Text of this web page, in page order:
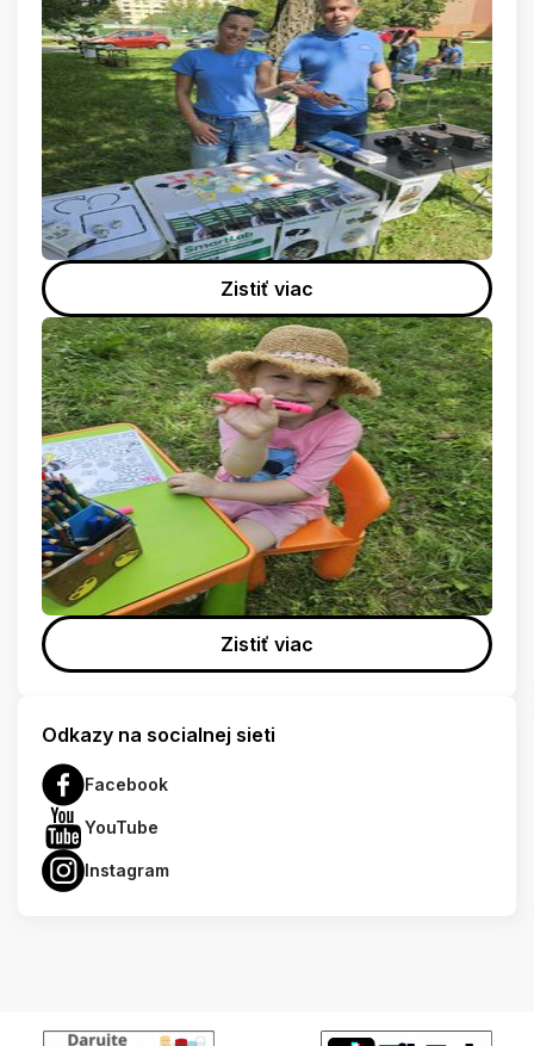
Zistiť viac
Zistiť viac
Odkazy na socialnej sieti
Facebook
YouTube
Instagram